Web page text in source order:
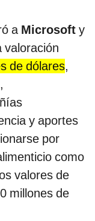
a Microsoft y
valoración
de dólares,
y aportes
por
como
valores de
millones de